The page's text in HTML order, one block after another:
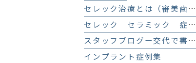
セレック治療とは（審美歯科、セラミック治療）
セレック セラミック 症例集
スタッフブログー交代で書いてます！－
インプラント症例集